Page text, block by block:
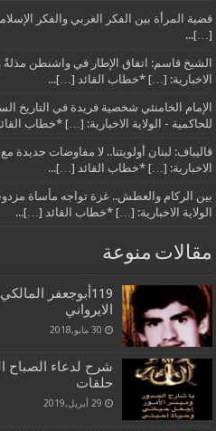
قضية المرأة بين الفكر الغربي والفكر
[…]...
الشيخ قاسم: اتفاق الإطار في واشنطن مذلةٌ
الاخبارية: […] *خطاب القائد […]...
الإمام الخامنئي شخصية فريدة في التاريخ
للحاكمية - الولاية الاخبارية: […] *خطاب
قاليباف: لبنان أولويتنا.. لا مفاوضات جديدة مع
الاخبارية: […] *خطاب القائد […]...
بين الركام والعطش.. غزة تواجه مأساة
الولاية الاخبارية: […] *خطاب القائد […]...
مقالات منوعة
119أبوجعفر
الايرواني
30 مايو,2018
شرح لدعاء الصباح
حلقات
29 أبريل,2019